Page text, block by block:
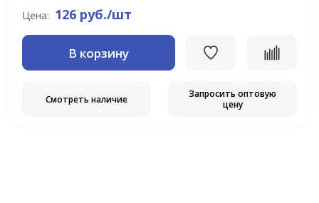
Цена: 126 руб./шт
В корзину
Смотреть наличие
Запросить оптовую
цену